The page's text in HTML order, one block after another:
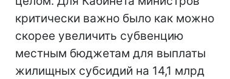
критически важно было как можно
скорее увеличить субвенцию
местным бюджетам для выплаты
жилищных субсидий на 14,1 млрд